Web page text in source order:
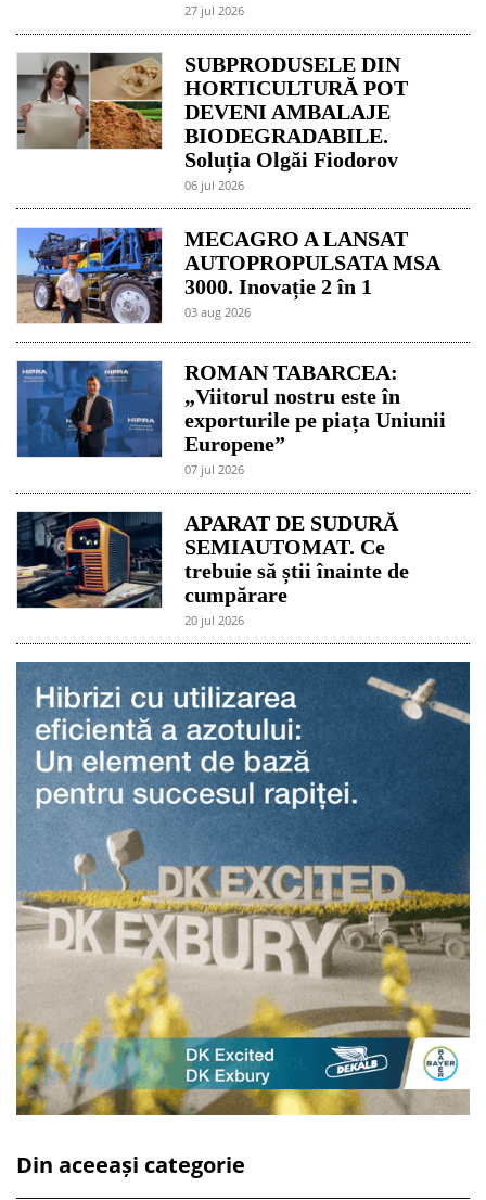
27 jul 2026
SUBPRODUSELE DIN
HORTICULTURĂ POT
DEVENI AMBALAJE
BIODEGRADABILE.
Soluția Olgăi Fiodorov
06 jul 2026
MECAGRO A LANSAT
AUTOPROPULSATA MSA
3000. Inovație 2 în 1
03 aug 2026
ROMAN TABARCEA:
„Viitorul nostru este în
exporturile pe piața Uniunii
Europene”
07 jul 2026
APARAT DE SUDURĂ
SEMIAUTOMAT. Ce
trebuie să știi înainte de
cumpărare
20 jul 2026
Din aceeași categorie